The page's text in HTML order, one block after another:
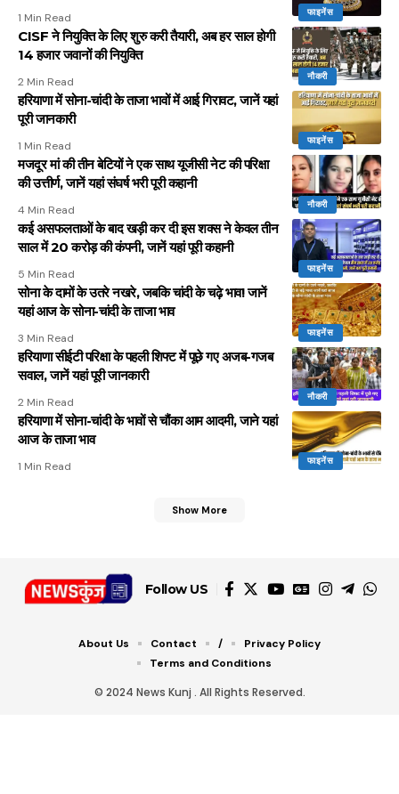
फाइनेंस
1 Min Read
नौकरी
CISF ने नियुक्ति के लिए शुरु करी तैयारी, अब हर साल होगी
14 हजार जवानों की नियुक्ति
2 Min Read
फाइनेंस
हरियाणा में सोना-चांदी के ताजा भावों में आई गिरावट, जानें यहां
पूरी जानकारी
1 Min Read
नौकरी
मजदूर मां की तीन बेटियों ने एक साथ यूजीसी नेट की परिक्षा
की उत्तीर्ण, जानें यहां संघर्ष भरी पूरी कहानी
4 Min Read
फाइनेंस
कई असफलताओं के बाद खड़ी कर दी इस शक्स ने केवल तीन
साल में 20 करोड़ की कंपनी, जानें यहां पूरी कहानी
5 Min Read
फाइनेंस
सोना के दामों के उतरे नखरे, जबकि चांदी के चढ़े भाव! जानें
यहां आज के सोना-चांदी के ताजा भाव
3 Min Read
नौकरी
हरियाणा सीईटी परिक्षा के पहली शिफ्ट में पूछे गए अजब-गजब
सवाल, जानें यहां पूरी जानकारी
2 Min Read
फाइनेंस
हरियाणा में सोना-चांदी के भावों से चौंका आम आदमी, जाने यहां
आज के ताजा भाव
1 Min Read
Show More
Follow US
© 2024 News Kunj . All Rights Reserved.
About Us Contact /
Privacy Policy
Terms and Conditions